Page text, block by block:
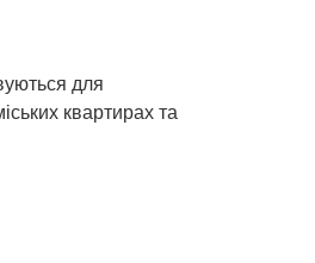
для
квартирах та